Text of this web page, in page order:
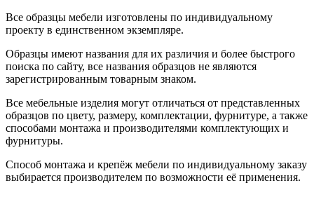
Все образцы мебели изготовлены по индивидуальному
проекту в единственном экземпляре.
Образцы имеют названия для их различия и более быстрого
поиска по сайту, все названия образцов не являются
зарегистрированным товарным знаком.
Все мебельные изделия могут отличаться от представленных
образцов по цвету, размеру, комплектации, фурнитуре, а также
способами монтажа и производителями комплектующих и
фурнитуры.
Способ монтажа и крепёж мебели по индивидуальному заказу
выбирается производителем по возможности её применения.